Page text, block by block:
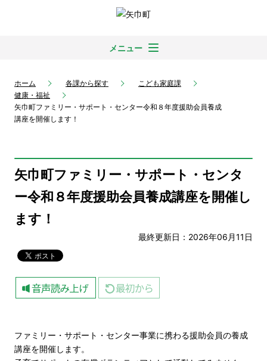
メニュー
ホーム 各課から探す
こども家庭課
健康・福祉
矢巾町ファミリー・サポート・センター令和８年度援助会員養成
講座を開催します！
矢巾町ファミリー・サポート・センタ
ー令和８年度援助会員養成講座を開催し
ます！
最終更新日：2026年06月11日
ファミリー・サポート・センター事業に携わる援助会員の養成
講座を開催します。